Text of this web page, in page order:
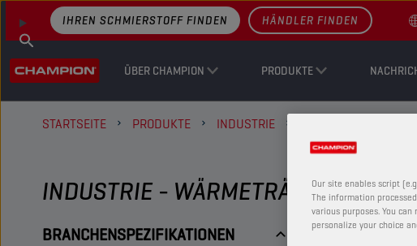
ÜBER CHAMPION PRODUKTE
IHREN SCHMIERSTOFF FINDEN HÄNDLER FINDEN
STARTSEITE PRODUKTE INDUSTRIE
INDUSTRIE - WÄRMETRÄGERÖLE
BRANCHENSPEZIFIKATIONEN
Our site enables script
The information
various purposes. You
personalize your choice